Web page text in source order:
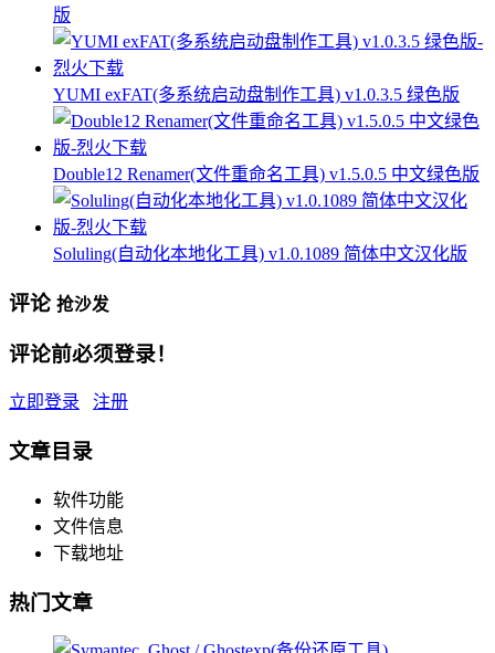
版
YUMI exFAT(多系统启动盘制作工具) v1.0.3.5 绿色版
Double12 Renamer(文件重命名工具) v1.5.0.5 中文绿色版
Soluling(自动化本地化工具) v1.0.1089 简体中文汉化版
评论 抢沙发
评论前必须登录！
立即登录 注册
文章目录
软件功能
文件信息
下载地址
热门文章